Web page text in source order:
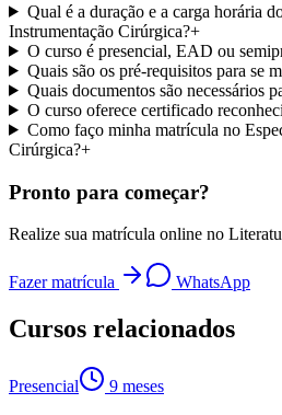
Qual é a duração e a carga horária
Instrumentação Cirúrgica?+
O curso é presencial, EAD ou
Quais são os pré-requisitos para se
Quais documentos são necessários
O curso oferece certificado
Como faço minha matrícula no
Cirúrgica?+
Pronto para começar?
Realize sua matrícula online no
Fazer matrícula WhatsApp
Cursos relacionados
Presencial 9 meses